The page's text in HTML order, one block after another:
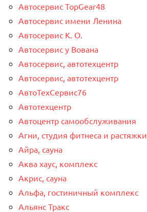
Автосервис TopGear48
Автосервис имени Ленина
Автосервис К. О.
Автосервис у Вована
Автосервис, автотехцентр
Автосервис, автотехцентр
АвтоТехСервис76
Автотехцентр
Автоцентр самообслуживания
Агни, студия фитнеса и растяжки
Айра, сауна
Аква хаус, комплекс
Акрис, сауна
Альфа, гостиничный комплекс
Альянс Тракс